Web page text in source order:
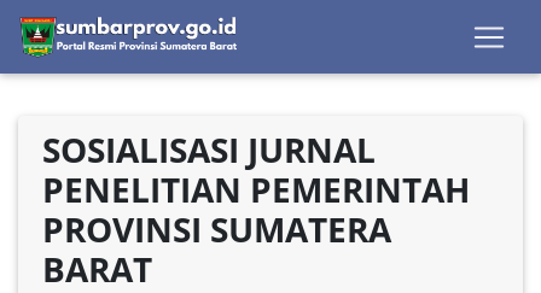
SOSIALISASI JURNAL
PENELITIAN PEMERINTAH
PROVINSI SUMATERA
BARAT